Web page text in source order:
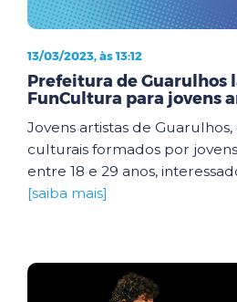
13/03/2023, às 13:12
Prefeitura de Guarulhos
FunCultura para jovens
Jovens artistas de
culturais formados por
entre 18 e 29 anos,
[saiba mais]